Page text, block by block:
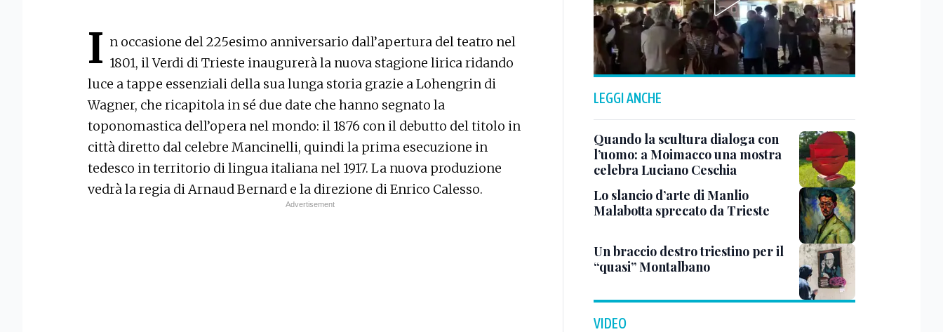
I n occasione del 225esimo anniversario dall’apertura del teatro nel
1801, il Verdi di Trieste inaugurerà la nuova stagione lirica ridando
luce a tappe essenziali della sua lunga storia grazie a Lohengrin di
Wagner, che ricapitola in sé due date che hanno segnato la
toponomastica dell’opera nel mondo: il 1876 con il debutto del titolo in
città diretto dal celebre Mancinelli, quindi la prima esecuzione in
tedesco in territorio di lingua italiana nel 1917. La nuova produzione
vedrà la regia di Arnaud Bernard e la direzione di Enrico Calesso.
LEGGI ANCHE
Quando la scultura dialoga con
l’uomo: a Moimacco una mostra
celebra Luciano Ceschia
Lo slancio d’arte di Manlio
Malabotta sprecato da Trieste
Un braccio destro triestino per il
“quasi” Montalbano
VIDEO